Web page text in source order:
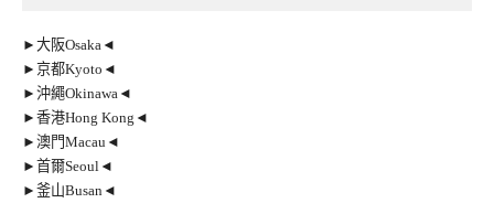
►大阪Osaka◄
►京都Kyoto◄
►沖繩Okinawa◄
►香港Hong Kong◄
►澳門Macau◄
►首爾Seoul◄
►釜山Busan◄